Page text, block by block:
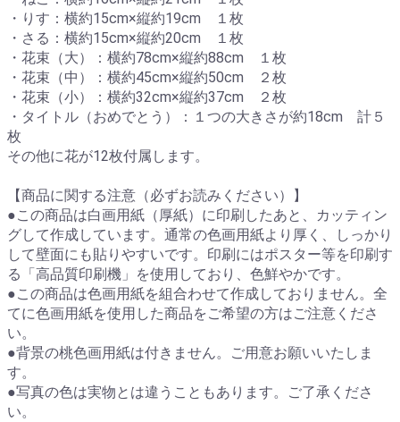
・りす：横約15cm×縦約19cm １枚
・さる：横約15cm×縦約20cm １枚
・花束（大）：横約78cm×縦約88cm １枚
・花束（中）：横約45cm×縦約50cm ２枚
・花束（小）：横約32cm×縦約37cm ２枚
・タイトル（おめでとう）：１つの大きさが約18cm 計５
枚
その他に花が12枚付属します。
【商品に関する注意（必ずお読みください）】
●この商品は白画用紙（厚紙）に印刷したあと、カッティン
グして作成しています。通常の色画用紙より厚く、しっかり
して壁面にも貼りやすいです。印刷にはポスター等を印刷す
る「高品質印刷機」を使用しており、色鮮やかです。
●この商品は色画用紙を組合わせて作成しておりません。全
てに色画用紙を使用した商品をご希望の方はご注意くださ
い。
●背景の桃色画用紙は付きません。ご用意お願いいたしま
す。
●写真の色は実物とは違うこともあります。ご了承くださ
い。